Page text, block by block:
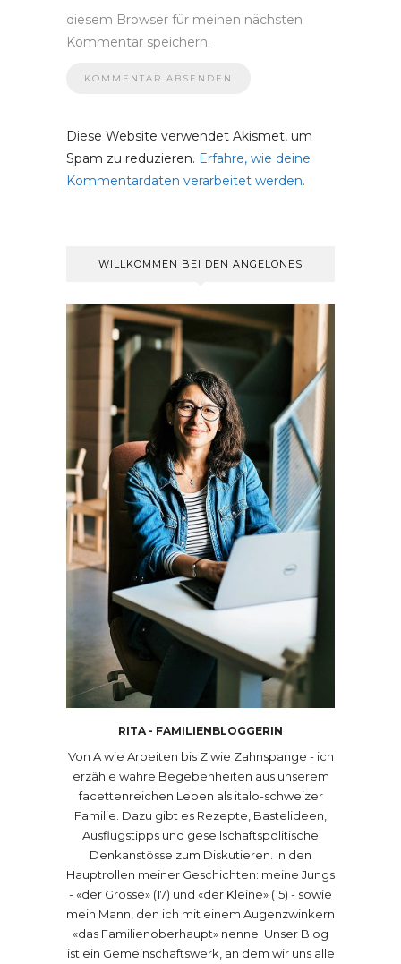
diesem Browser für meinen nächsten
Kommentar speichern.
Diese Website verwendet Akismet, um
Spam zu reduzieren. Erfahre, wie deine
Kommentardaten verarbeitet werden.
WILLKOMMEN BEI DEN ANGELONES
RITA - FAMILIENBLOGGERIN
Von A wie Arbeiten bis Z wie Zahnspange - ich
erzähle wahre Begebenheiten aus unserem
facettenreichen Leben als italo-schweizer
Familie. Dazu gibt es Rezepte, Bastelideen,
Ausflugstipps und gesellschaftspolitische
Denkanstösse zum Diskutieren. In den
Hauptrollen meiner Geschichten: meine Jungs
- «der Grosse» (17) und «der Kleine» (15) - sowie
mein Mann, den ich mit einem Augenzwinkern
«das Familienoberhaupt» nenne. Unser Blog
ist ein Gemeinschaftswerk, an dem wir uns alle